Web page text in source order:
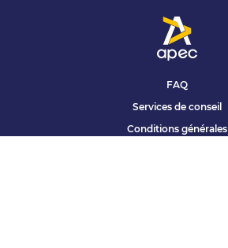
FAQ
Services de conseil
Conditions générales